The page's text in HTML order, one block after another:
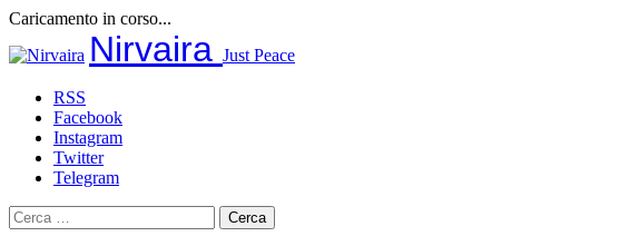
Caricamento in corso...
al
Nirvaira Just Peace
RSS
Facebook
Instagram
Twitter
Telegram
Ricerca
per: